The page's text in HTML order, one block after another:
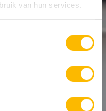
van hun services.